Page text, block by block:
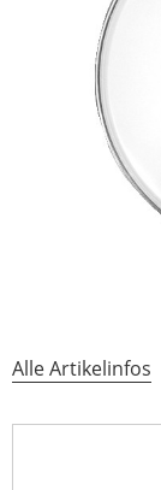
Alle Artikelinfos